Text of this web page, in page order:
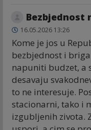
Bezbjednost
16.05.2026 13:26
Kome je jos u
bezbjednost i
napuniti budzet, a
desavaju
to ne interesuje.
stacionarni, tako i
izgubljenih zivota.